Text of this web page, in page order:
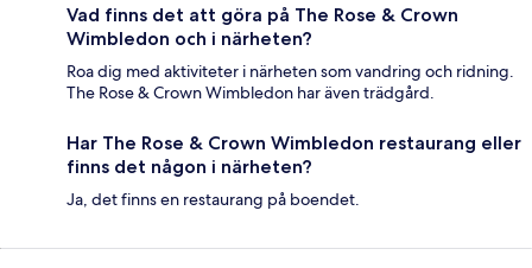
Vad finns det att göra på The Rose & Crown
Wimbledon och i närheten?
Roa dig med aktiviteter i närheten som vandring och ridning.
The Rose & Crown Wimbledon har även trädgård.
Har The Rose & Crown Wimbledon restaurang eller
finns det någon i närheten?
Ja, det finns en restaurang på boendet.